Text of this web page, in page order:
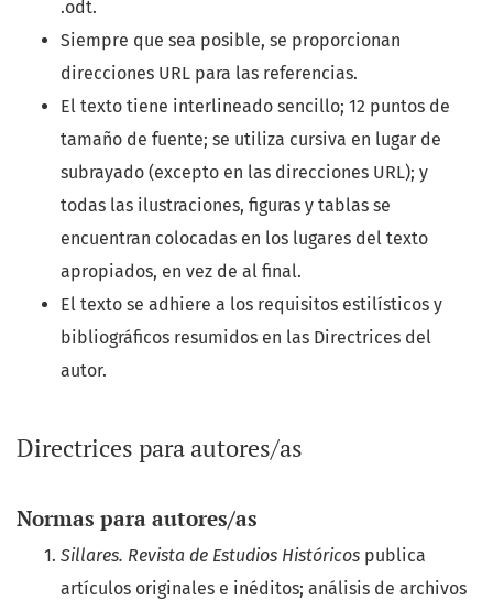
.odt.
Siempre que sea posible, se proporcionan
direcciones URL para las referencias.
El texto tiene interlineado sencillo; 12 puntos de
tamaño de fuente; se utiliza cursiva en lugar de
subrayado (excepto en las direcciones URL); y
todas las ilustraciones, figuras y tablas se
encuentran colocadas en los lugares del texto
apropiados, en vez de al final.
El texto se adhiere a los requisitos estilísticos y
bibliográficos resumidos en las Directrices del
autor.
Directrices para autores/as
Normas para autores/as
Sillares. Revista de Estudios Históricos publica
artículos originales e inéditos; análisis de archivos